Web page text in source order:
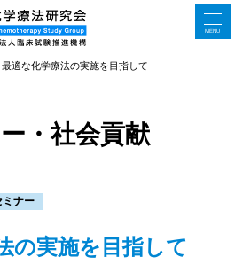
MENU
最適な化学療法の実施を目指して
・社会貢献
ミナー
の実施を目指して